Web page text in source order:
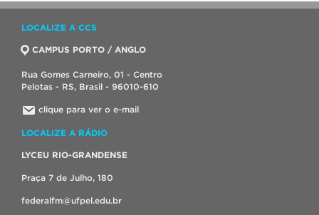
LOCALIZE A CCS
CAMPUS PORTO / ANGLO
Rua Gomes Carneiro, 01 - Centro
Pelotas - RS, Brasil - 96010-610
clique para ver o e-mail
LOCALIZE A RÁDIO
LYCEU RIO-GRANDENSE
Praça 7 de Julho, 180
federalfm@ufpel.edu.br